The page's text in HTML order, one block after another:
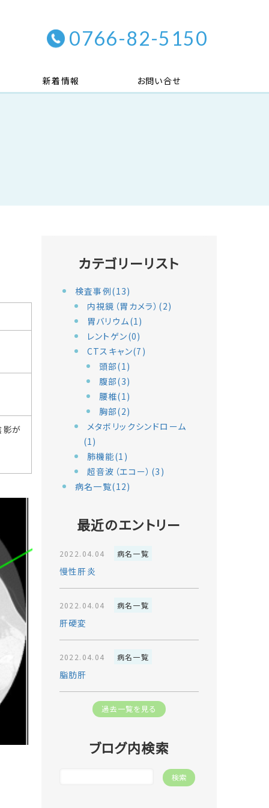
0766-82-5150
新着情報 お問い合せ
影が
カテゴリーリスト
検査事例(13)
内視鏡（胃カメラ）(2)
胃バリウム(1)
レントゲン(0)
CTスキャン(7)
頭部(1)
腹部(3)
腰椎(1)
胸部(2)
メタボリックシンドローム
(1)
肺機能(1)
超音波（エコー）(3)
病名一覧(12)
最近のエントリー
2022.04.04 病名一覧
慢性肝炎
2022.04.04 病名一覧
肝硬変
2022.04.04 病名一覧
脂肪肝
過去一覧を見る
ブログ内検索